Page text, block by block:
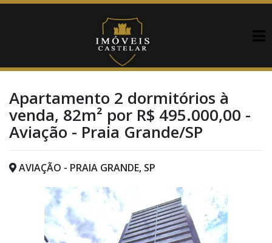
Apartamento 2 dormitórios à
venda, 82m² por R$ 495.000,00 -
Aviação - Praia Grande/SP
AVIAÇÃO - PRAIA GRANDE, SP